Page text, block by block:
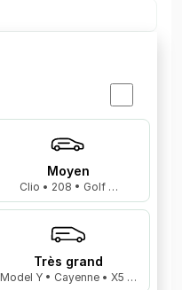
Moyen
Clio • 208 • Golf …
Très grand
Model Y • Cayenne • X5 …